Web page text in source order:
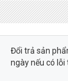
Đổi trả sản
ngày nếu có